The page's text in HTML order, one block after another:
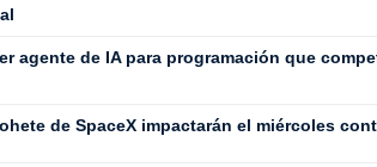
agente de IA para programación que
de SpaceX impactarán el miércoles